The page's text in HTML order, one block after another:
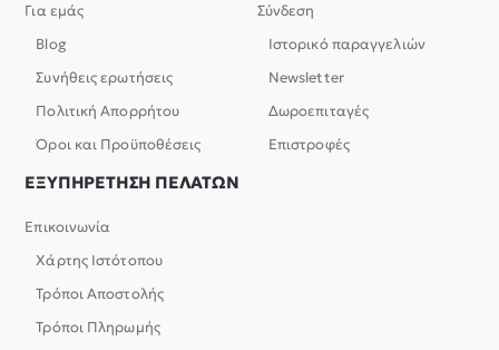
Για εμάς
Blog
Συνήθεις ερωτήσεις
Πολιτική Απορρήτου
Όροι και Προϋποθέσεις
Σύνδεση
Ιστορικό παραγγελιών
Newsletter
Δωροεπιταγές
Επιστροφές
ΕΞΥΠΗΡΕΤΗΣΗ ΠΕΛΑΤΩΝ
Επικοινωνία
Χάρτης Ιστότοπου
Τρόποι Αποστολής
Τρόποι Πληρωμής